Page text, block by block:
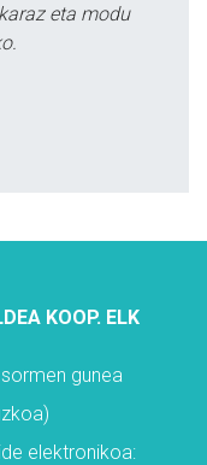
eta modu
KOOP. ELK
gunea
elektronikoa: